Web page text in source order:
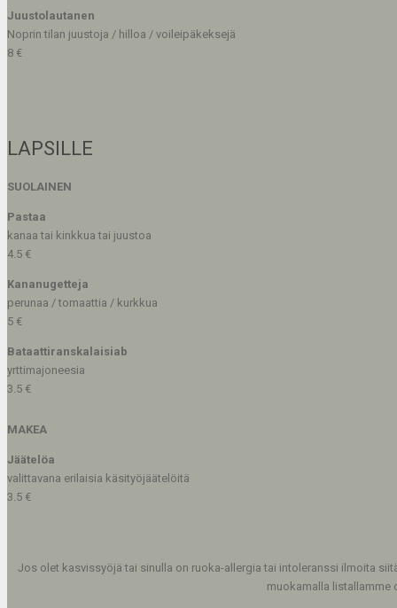
Juustolautanen
Noprin tilan juustoja / hilloa / voileipäkeksejä
8 €
LAPSILLE
SUOLAINEN
Pastaa
kanaa tai kinkkua tai juustoa
4.5 €
Kananugetteja
perunaa / tomaattia / kurkkua
5 €
Bataattiranskalaisiab
yrttimajoneesia
3.5 €
MAKEA
Jäätelöa
valittavana erilaisia käsityöjäätelöitä
3.5 €
Jos olet kasvissyöjä tai sinulla on ruoka-allergia tai intoleranssi ilmoita
muokamalla listallamme